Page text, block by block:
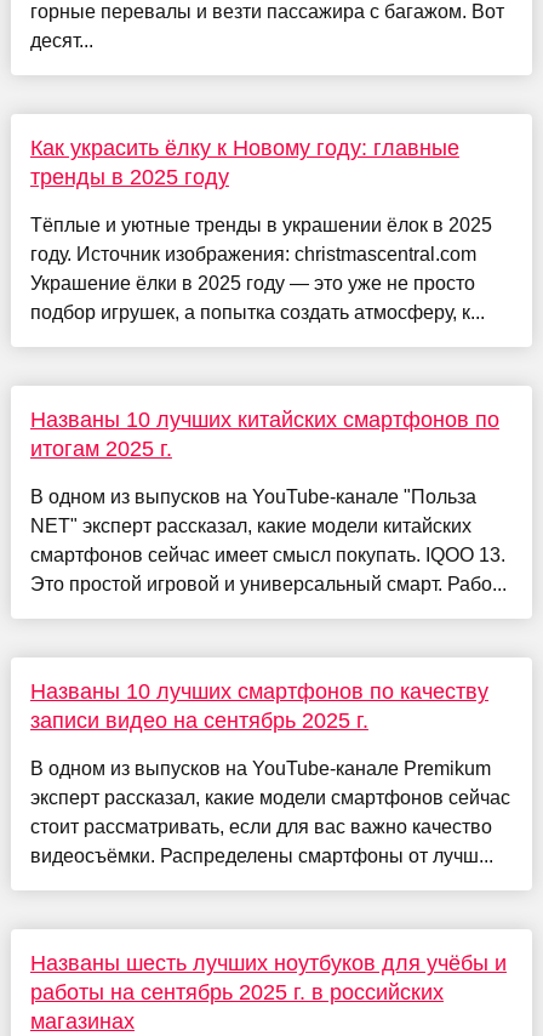
горные перевалы и везти пассажира с багажом. Вот
десят...
Как украсить ёлку к Новому году: главные
тренды в 2025 году
Тёплые и уютные тренды в украшении ёлок в 2025
году. Источник изображения: christmascentral.com
Украшение ёлки в 2025 году — это уже не просто
подбор игрушек, а попытка создать атмосферу, к...
Названы 10 лучших китайских смартфонов по
итогам 2025 г.
В одном из выпусков на YouTube-канале "Польза
NET" эксперт рассказал, какие модели китайских
смартфонов сейчас имеет смысл покупать. IQOO 13.
Это простой игровой и универсальный смарт. Рабо...
Названы 10 лучших смартфонов по качеству
записи видео на сентябрь 2025 г.
В одном из выпусков на YouTube-канале Premikum
эксперт рассказал, какие модели смартфонов сейчас
стоит рассматривать, если для вас важно качество
видеосъёмки. Распределены смартфоны от лучш...
Названы шесть лучших ноутбуков для учёбы и
работы на сентябрь 2025 г. в российских
магазинах